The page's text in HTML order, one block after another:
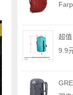
超
9.9